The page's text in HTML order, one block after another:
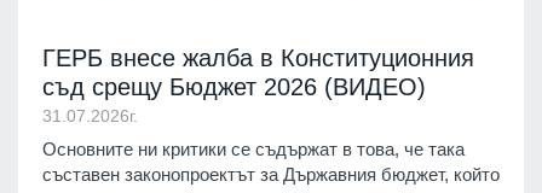
ГЕРБ внесе жалба в Конституционния
съд срещу Бюджет 2026 (ВИДЕО)
31.07.2026г.
Основните ни критики се съдържат в това, че така
съставен законопроектът за Държавния бюджет, който